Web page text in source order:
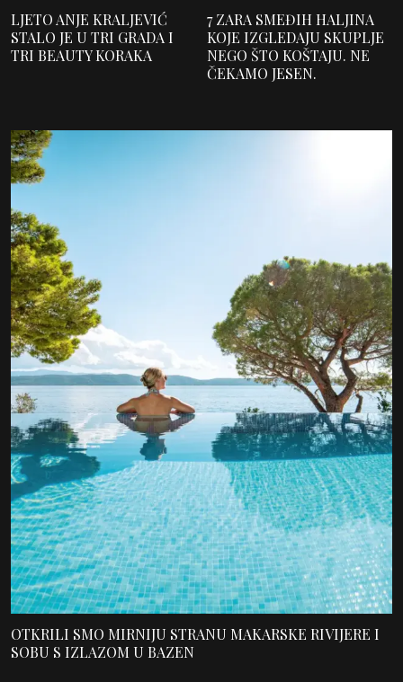
LJETO ANJE KRALJEVIĆ
STALO JE U TRI GRADA I
TRI BEAUTY KORAKA
7 ZARA SMEĐIH HALJINA
KOJE IZGLEDAJU SKUPLJE
NEGO ŠTO KOŠTAJU. NE
ČEKAMO JESEN.
OTKRILI SMO MIRNIJU STRANU MAKARSKE RIVIJERE I
SOBU S IZLAZOM U BAZEN